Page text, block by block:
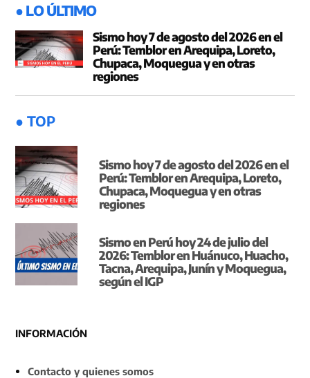
● LO ÚLTIMO
Sismo hoy 7 de agosto del 2026 en el
Perú: Temblor en Arequipa, Loreto,
Chupaca, Moquegua y en otras
regiones
● TOP
Sismo hoy 7 de agosto del 2026 en el
Perú: Temblor en Arequipa, Loreto,
Chupaca, Moquegua y en otras
regiones
Sismo en Perú hoy 24 de julio del
2026: Temblor en Huánuco, Huacho,
Tacna, Arequipa, Junín y Moquegua,
según el IGP
INFORMACIÓN
Contacto y quienes somos